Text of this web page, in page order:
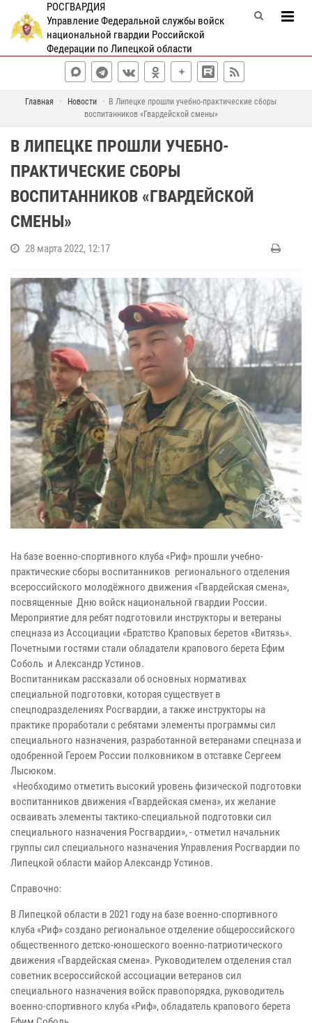
РОСГВАРДИЯ
Управление Федеральной службы войск
национальной гвардии Российской
Федерации по Липецкой области
Главная Новости
В Липецке прошли учебно-практические сборы
воспитанников «Гвардейской смены»
В ЛИПЕЦКЕ ПРОШЛИ УЧЕБНО-
ПРАКТИЧЕСКИЕ СБОРЫ
ВОСПИТАННИКОВ «ГВАРДЕЙСКОЙ
СМЕНЫ»
28 марта 2022, 12:17
На базе военно-спортивного клуба «Риф» прошли учебно-
практические сборы воспитанников регионального отделения
всероссийского молодёжного движения «Гвардейская смена»,
посвященные Дню войск национальной гвардии России.
Мероприятие для ребят подготовили инструкторы и ветераны
спецназа из Ассоциации «Братство Краповых беретов «Витязь».
Почетными гостями стали обладатели крапового берета Ефим
Соболь и Александр Устинов.
Воспитанникам рассказали об основных нормативах
специальной подготовки, которая существует в
спецподразделениях Росгвардии, а также инструкторы на
практике проработали с ребятами элементы программы сил
специального назначения, разработанной ветеранами спецназа и
одобренной Героем России полковником в отставке Сергеем
Лысюком.
«Необходимо отметить высокий уровень физической подготовки
воспитанников движения «Гвардейская смена», их желание
осваивать элементы тактико-специальной подготовки сил
специального назначения Росгвардии», - отметил начальник
группы сил специального назначения Управления Росгвардии по
Липецкой области майор Александр Устинов.
Справочно:
В Липецкой области в 2021 году на базе военно-спортивного
клуба «Риф» создано региональное отделение общероссийского
общественного детско-юношеского военно-патриотического
движения «Гвардейская смена». Руководителем отделения стал
советник всероссийской ассоциации ветеранов сил
специального назначения войск правопорядка, руководитель
военно-спортивного клуба «Риф», обладатель крапового берета